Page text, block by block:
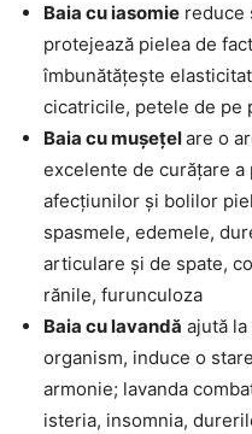
Baia cu iasomie reduce
protejează pielea de
îmbunătățește
cicatricile, petele de pe
Baia cu mușețelare o
excelente de curățare
afecțiunilor și bolilor
spasmele, edemele,
articulare și de spate,
rănile, furunculoza
Baia cu lavandă ajută
organism, induce o
armonie; lavanda
isteria, insomnia,